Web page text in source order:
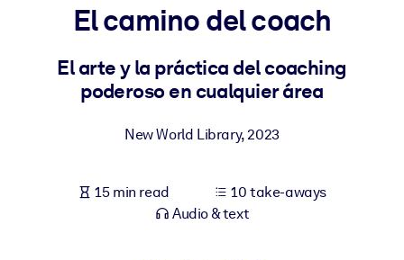
For LMS/LXP
Bring bite-sized, verified knowledge into your LMS/LXP for
For Corporate Libraries
knowledge.
El camino del coach
El arte y la práctica del coaching
poderoso en cualquier área
New World Library,2023
15 min read
10 take-aways
Audio & text